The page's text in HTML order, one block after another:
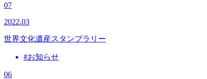
07
2022.03
世界文化遺産スタンプラリー
#お知らせ
06